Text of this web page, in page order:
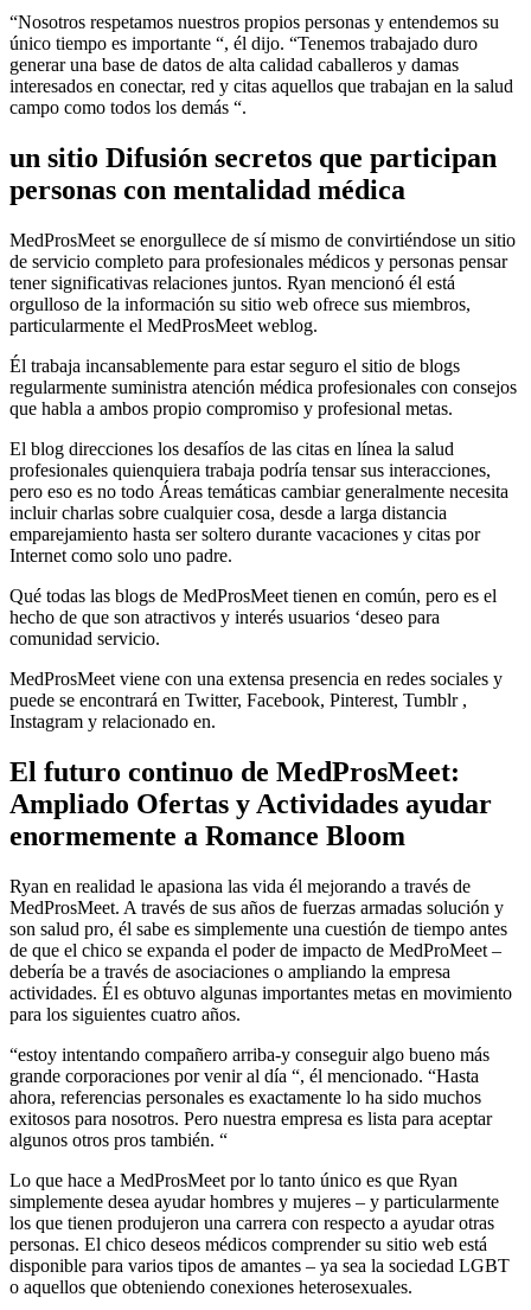
“Nosotros respetamos nuestros propios personas y entendemos su
único tiempo es importante “, él dijo. “Tenemos trabajado duro
generar una base de datos de alta calidad caballeros y damas
interesados ​​en conectar, red y citas aquellos que trabajan en la salud
campo como todos los demás “.
un sitio Difusión secretos que participan
personas con mentalidad médica
MedProsMeet se enorgullece de sí mismo de convirtiéndose un sitio
de servicio completo para profesionales médicos y personas pensar
tener significativas relaciones juntos. Ryan mencionó él está
orgulloso de la información su sitio web ofrece sus miembros,
particularmente el MedProsMeet weblog.
Él trabaja incansablemente para estar seguro el sitio de blogs
regularmente suministra atención médica profesionales con consejos
que habla a ambos propio compromiso y profesional metas.
El blog direcciones los desafíos de las citas en línea la salud
profesionales quienquiera trabaja podría tensar sus interacciones,
pero eso es no todo Áreas temáticas cambiar generalmente necesita
incluir charlas sobre cualquier cosa, desde a larga distancia
emparejamiento hasta ser soltero durante vacaciones y citas por
Internet como solo uno padre.
Qué todas las blogs de MedProsMeet tienen en común, pero es el
hecho de que son atractivos y interés usuarios ‘deseo para
comunidad servicio.
MedProsMeet viene con una extensa presencia en redes sociales y
puede se encontrará en Twitter, Facebook, Pinterest, Tumblr ,
Instagram y relacionado en.
El futuro continuo de MedProsMeet:
Ampliado Ofertas y Actividades ayudar
enormemente a Romance Bloom
Ryan en realidad le apasiona las vida él mejorando a través de
MedProsMeet. A través de sus años de fuerzas armadas solución y
son salud pro, él sabe es simplemente una cuestión de tiempo antes
de que el chico se expanda el poder de impacto de MedProMeet –
debería be a través de asociaciones o ampliando la empresa
actividades. Él es obtuvo algunas importantes metas en movimiento
para los siguientes cuatro años.
“estoy intentando compañero arriba-y conseguir algo bueno más
grande corporaciones por venir al día “, él mencionado. “Hasta
ahora, referencias personales es exactamente lo ha sido muchos
exitosos para nosotros. Pero nuestra empresa es lista para aceptar
algunos otros pros también. “
Lo que hace a MedProsMeet por lo tanto único es que Ryan
simplemente desea ayudar hombres y mujeres – y particularmente
los que tienen produjeron una carrera ​​con respecto a ayudar otras
personas. El chico deseos médicos comprender su sitio web está
disponible para varios tipos de amantes – ya sea la sociedad LGBT
o aquellos que obteniendo conexiones heterosexuales.